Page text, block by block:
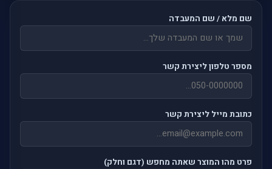
שם מלא / שם המעבדה
מספר טלפון ליצירת קשר
כתובת מייל ליצירת קשר
פרט מהו המוצר שאתה מחפש (דגם וחלק)